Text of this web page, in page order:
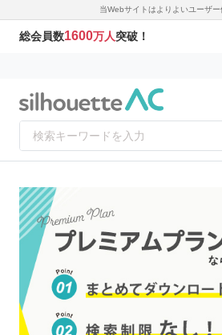
当Webサイトはよりよいユーザ
総会員数1600万人突破！